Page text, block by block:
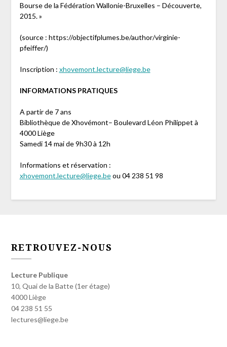
Bourse de la Fédération Wallonie-Bruxelles – Découverte,
2015. »
(source : https://objectifplumes.be/author/virginie-
pfeiffer/)
Inscription : xhovemont.lecture@liege.be
INFORMATIONS PRATIQUES
A partir de 7 ans
Bibliothèque de Xhovémont– Boulevard Léon Philippet à
4000 Liège
Samedi 14 mai de 9h30 à 12h
Informations et réservation :
xhovemont.lecture@liege.beou 04 238 51 98
RETROUVEZ-NOUS
Lecture Publique
10, Quai de la Batte (1er étage)
4000 Liège
04 238 51 55
lectures@liege.be